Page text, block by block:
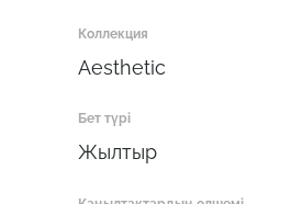
Коллекция
Aesthetic
Бет түрі
Жылтыр